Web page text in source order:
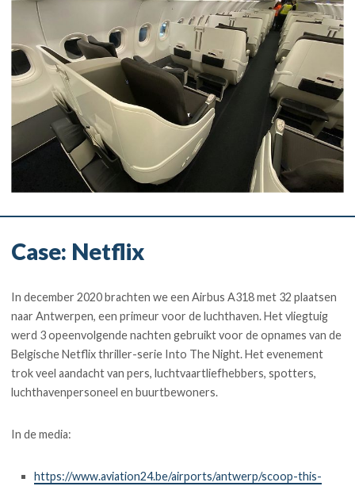
Case: Netflix
In december 2020 brachten we een Airbus A318 met 32 plaatsen
naar Antwerpen, een primeur voor de luchthaven. Het vliegtuig
werd 3 opeenvolgende nachten gebruikt voor de opnames van de
Belgische Netflix thriller-serie Into The Night. Het evenement
trok veel aandacht van pers, luchtvaartliefhebbers, spotters,
luchthavenpersoneel en buurtbewoners.
In de media:
https://www.aviation24.be/airports/antwerp/scoop-this-